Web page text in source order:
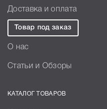
Доставка и оплата
Товар под заказ
О нас
Статьи и Обзоры
КАТАЛОГ ТОВАРОВ